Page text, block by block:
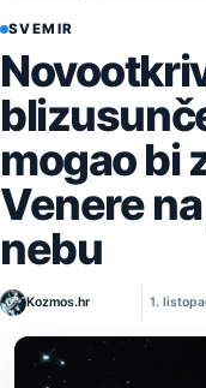
SVEMIR
mogao bi
Venere
nebu
Kozmos.hr 1.